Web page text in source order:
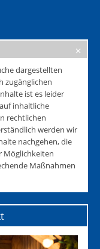
dargestellten
zugänglichen
ist es leider
inhaltliche
rechtlichen
werden wir
nachgehen, die
Möglichkeiten
Maßnahmen